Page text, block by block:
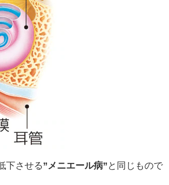
下させる”メニエール病” と同じもので